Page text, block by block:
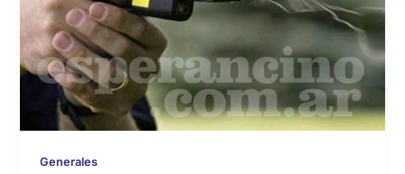
Generales